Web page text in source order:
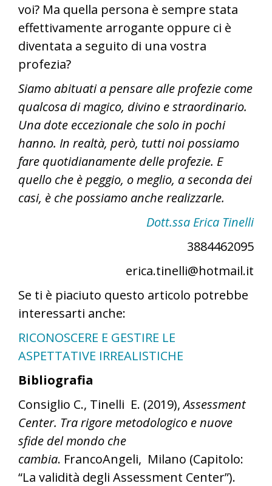
voi? Ma quella persona è sempre stata
effettivamente arrogante oppure ci è
diventata a seguito di una vostra
profezia?
Siamo abituati a pensare alle profezie come
qualcosa di magico, divino e straordinario.
Una dote eccezionale che solo in pochi
hanno. In realtà, però, tutti noi possiamo
fare quotidianamente delle profezie. E
quello che è peggio, o meglio, a seconda dei
casi, è che possiamo anche realizzarle.
Dott.ssa Erica Tinelli
3884462095
erica.tinelli@hotmail.it
Se ti è piaciuto questo articolo potrebbe
interessarti anche:
RICONOSCERE E GESTIRE LE
ASPETTATIVE IRREALISTICHE
Bibliografia
Consiglio C., Tinelli E. (2019),Assessment
Center. Tra rigore metodologico e nuove
sfide del mondo che
cambia. FrancoAngeli, Milano (Capitolo:
“La validità degli Assessment Center”).